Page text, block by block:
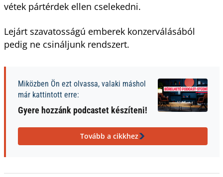
vétek pártérdek ellen cselekedni.
Lejárt szavatosságú emberek konzerválásából
pedig ne csináljunk rendszert.
Miközben Ön ezt olvassa, valaki máshol
már kattintott erre:
Gyere hozzánk podcastet készíteni!
Tovább a cikkhez